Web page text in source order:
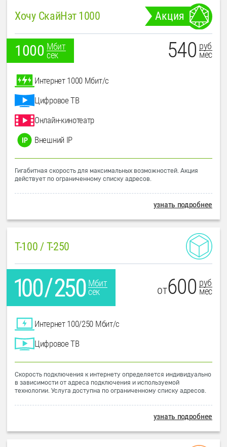
Хочу СкайНэт 1000 Акция
1000 Мбит
сек
540 руб
мес
Интернет 1000 Мбит/с
Цифровое ТВ
Онлайн-кинотеатр
Внешний IP
Гигабитная скорость для максимальных возможностей. Акция
действует по ограниченному списку адресов.
узнать подробнее
T-100 / T-250
Мбит
сек
от600 руб
мес
Интернет 100/250 Мбит/с
Цифровое ТВ
Скорость подключения к интернету определяется индивидуально
в зависимости от адреса подключения и используемой
технологии. Услуга доступна по ограниченному списку адресов.
узнать подробнее